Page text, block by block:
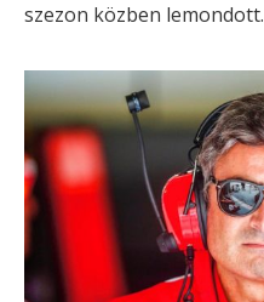
szezon közben lemondott.